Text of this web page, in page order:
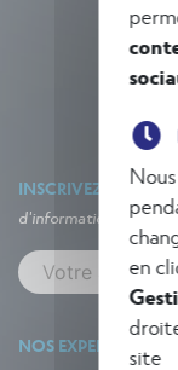
INSCRIVEZ-VOUS À
d'informations et
NOS EXPERTISES
en
site